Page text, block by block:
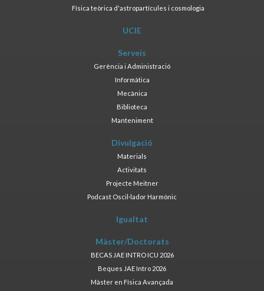
Física teòrica d'astropartícules i cosmologia
UCIE
Serveis
Gerència i Administració
Informàtica
Mecànica
Biblioteca
Manteniment
Divulgació
Materials
Activitats
Projecte Meitner
Podcast Oscil·lador Harmònic
Igualtat
Màster/Doctorats
BECAS JAE INTRO ICU 2026
Beques JAE Intro 2026
Màster en Física Avançada